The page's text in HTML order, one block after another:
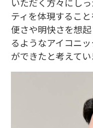
ティを体現するこ
便さや明快さを想
るようなアイコニ
ができたと考えてい